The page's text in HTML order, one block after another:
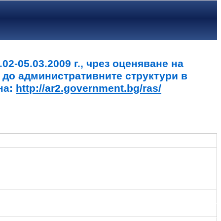
05.03.2009 г., чрез оценяване на
административните структури в
http://ar2.government.bg/ras/